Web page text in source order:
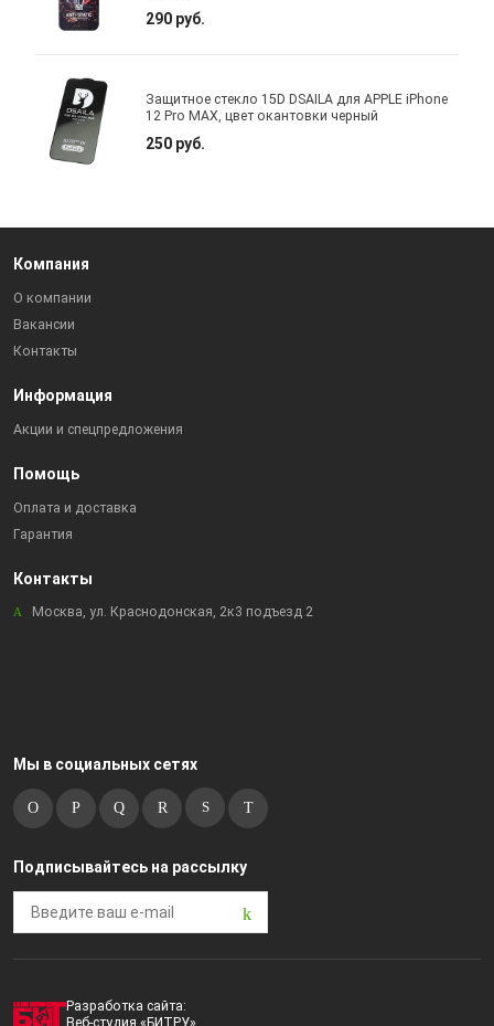
290 руб.
Защитное стекло 15D DSAILA для APPLE iPhone
12 Pro MAX, цвет окантовки черный
250 руб.
Компания
О компании
Вакансии
Контакты
Информация
Акции и спецпредложения
Помощь
Оплата и доставка
Гарантия
Контакты
Москва, ул. Краснодонская, 2к3 подъезд 2
Мы в социальных сетях
Подписывайтесь на рассылку
Разработка сайта: